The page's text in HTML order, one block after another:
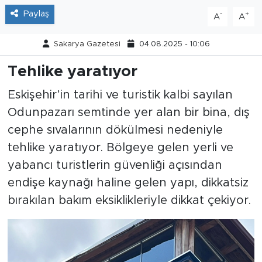
Paylaş A- A+
Sakarya Gazetesi 04.08.2025 - 10:06
Tehlike yaratıyor
Eskişehir’in tarihi ve turistik kalbi sayılan
Odunpazarı semtinde yer alan bir bina, dış
cephe sıvalarının dökülmesi nedeniyle
tehlike yaratıyor. Bölgeye gelen yerli ve
yabancı turistlerin güvenliği açısından
endişe kaynağı haline gelen yapı, dikkatsiz
bırakılan bakım eksiklikleriyle dikkat çekiyor.
Politika